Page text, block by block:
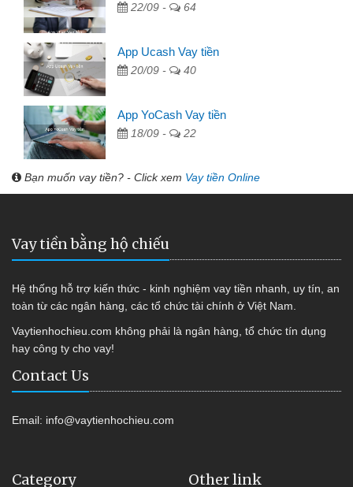
22/09 - 64
App Ucash Vay tiền
20/09 - 40
App YoCash Vay tiền
18/09 - 22
Bạn muốn vay tiền? - Click xem Vay tiền Online
Vay tiền bằng hộ chiếu
Hệ thống hỗ trợ kiến thức - kinh nghiệm vay tiền nhanh, uy tín, an
toàn từ các ngân hàng, các tổ chức tài chính ở Việt Nam.
Vaytienhochieu.com không phải là ngân hàng, tổ chức tín dụng
hay công ty cho vay!
Contact Us
Email: info@vaytienhochieu.com
Category Other link